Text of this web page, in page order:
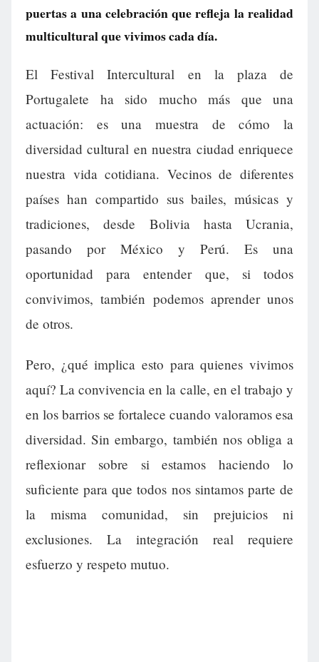
puertas a una celebración que refleja la realidad
multicultural que vivimos cada día.
El Festival Intercultural en la plaza de
Portugalete ha sido mucho más que una
actuación: es una muestra de cómo la
diversidad cultural en nuestra ciudad enriquece
nuestra vida cotidiana. Vecinos de diferentes
países han compartido sus bailes, músicas y
tradiciones, desde Bolivia hasta Ucrania,
pasando por México y Perú. Es una
oportunidad para entender que, si todos
convivimos, también podemos aprender unos
de otros.
Pero, ¿qué implica esto para quienes vivimos
aquí? La convivencia en la calle, en el trabajo y
en los barrios se fortalece cuando valoramos esa
diversidad. Sin embargo, también nos obliga a
reflexionar sobre si estamos haciendo lo
suficiente para que todos nos sintamos parte de
la misma comunidad, sin prejuicios ni
exclusiones. La integración real requiere
esfuerzo y respeto mutuo.